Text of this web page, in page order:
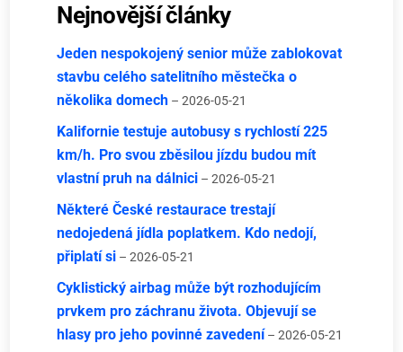
Nejnovější články
Jeden nespokojený senior může zablokovat
stavbu celého satelitního městečka o
několika domech – 2026-05-21
Kalifornie testuje autobusy s rychlostí 225
km/h. Pro svou zběsilou jízdu budou mít
vlastní pruh na dálnici – 2026-05-21
Některé České restaurace trestají
nedojedená jídla poplatkem. Kdo nedojí,
připlatí si – 2026-05-21
Cyklistický airbag může být rozhodujícím
prvkem pro záchranu života. Objevují se
hlasy pro jeho povinné zavedení – 2026-05-21